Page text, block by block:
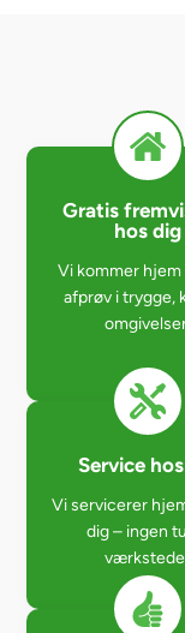
Gratis
hos dig
Vi kommer hjem
afprøv i trygge,
Service
Vi servicerer
dig – ingen